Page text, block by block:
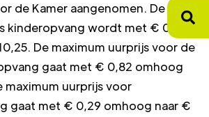
de Kamer aangenomen. De
kinderopvang wordt met € 0,60
De maximum uurprijs voor de
gaat met € 0,82 omhoog
maximum uurprijs voor
gaat met € 0,29 omhoog naar €